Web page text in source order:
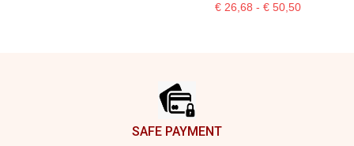
€ 26,68 - € 50,50
SAFE PAYMENT